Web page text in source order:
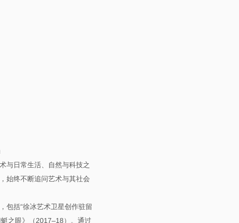
与日常生活、自然与科技之
始终不断追问艺术与其社会
包括“徐冰艺术卫星创作驻留
之眼》（2017–18）。通过